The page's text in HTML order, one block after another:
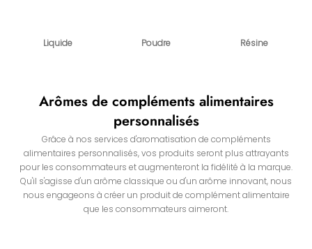
Liquide Poudre Résine
Arômes de compléments alimentaires
personnalisés
Grâce à nos services d'aromatisation de compléments
alimentaires personnalisés, vos produits seront plus attrayants
pour les consommateurs et augmenteront la fidélité à la marque.
Qu'il s'agisse d'un arôme classique ou d'un arôme innovant, nous
nous engageons à créer un produit de complément alimentaire
que les consommateurs aimeront.